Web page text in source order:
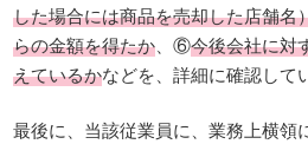
した場合には商品を売却した店舗名
らの金額を得たか 、⑥今後会社に対
えているかなどを、詳細に確認して
最後に、当該従業員に、業務上横領